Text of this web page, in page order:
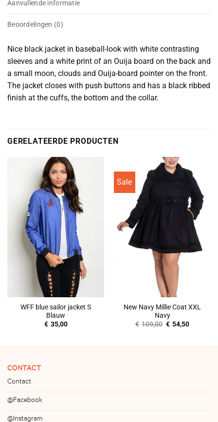
Aanvullende informatie
Beoordelingen (0)
Nice black jacket in baseball-look with white contrasting
sleeves and a white print of an Ouija board on the back and
a small moon, clouds and Ouija-board pointer on the front.
The jacket closes with push buttons and has a black ribbed
finish at the cuffs, the bottom and the collar.
GERELATEERDE PRODUCTEN
WFF blue sailor jacket S
Blauw
€ 35,00
Sale
New Navy Millie Coat XXL
Navy
€ 109,00 Oorspronkelijke
€ 54,50Huidige
CONTACT
Contact
@Facebook
@Instagram